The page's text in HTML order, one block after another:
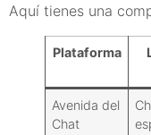
Aquí tienes una
Plataforma
Avenida del
Chat